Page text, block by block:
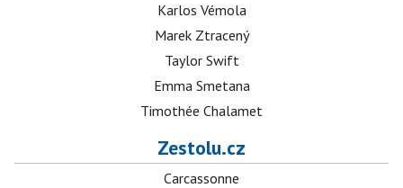
Karlos Vémola
Marek Ztracený
Taylor Swift
Emma Smetana
Timothée Chalamet
Zestolu.cz
Carcassonne